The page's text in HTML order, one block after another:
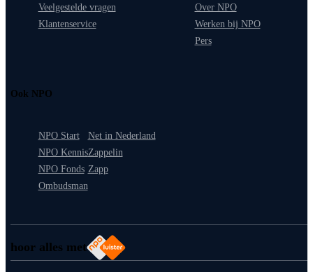
hoor alles met
Veelgestelde vragen
Klantenservice
Over NPO
Werken bij NPO
Pers
Ook NPO
NPO Start
NPO Kennis
NPO Fonds
Ombudsman
Net in Nederland
Zappelin
Zapp